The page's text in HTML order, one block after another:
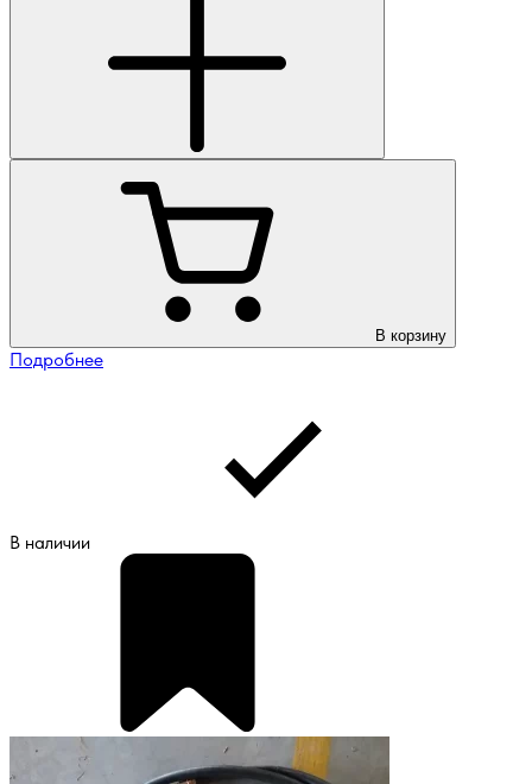
В корзину
Подробнее
В наличии